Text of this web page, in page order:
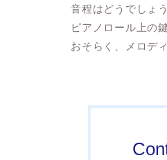
音程はどうでしょ
ピアノロール上の
おそらく、メロデ